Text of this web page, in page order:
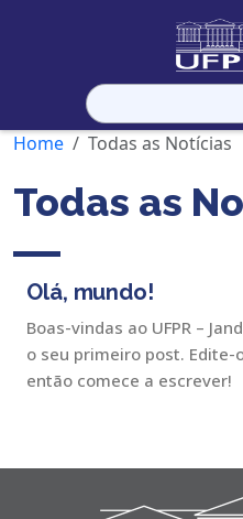
Pesquisar
por:
Home
Todas as Notícias
Todas as
Olá, mundo!
Boas-vindas ao UFPR –
o seu primeiro post. Edite-
então comece a escrever!